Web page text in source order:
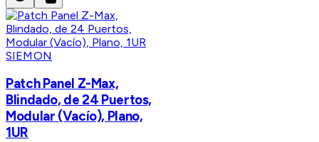
SIEMON
Patch Panel Z-Max,
Blindado, de 24 Puertos,
Modular (Vacío), Plano,
1UR